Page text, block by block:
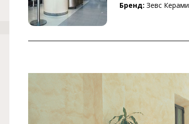
Бренд: Зевс